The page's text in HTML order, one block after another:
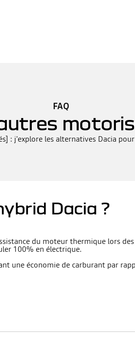
FAQ
: j'explore les alternatives Dacia
Dacia ?
du moteur thermique lors
100% en électrique.
une économie de carburant par